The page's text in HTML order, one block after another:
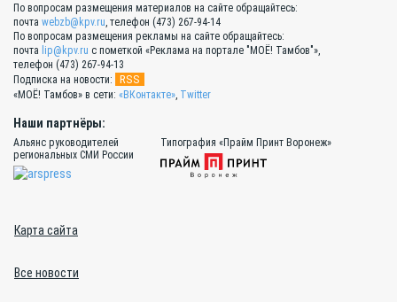
По вопросам размещения материалов на сайте обращайтесь:
почта webzb@kpv.ru, телефон (473) 267-94-14
По вопросам размещения рекламы на сайте обращайтесь:
почта lip@kpv.ru с пометкой «Реклама на портале "МОЁ! Тамбов"»,
телефон (473) 267-94-13
Подписка на новости:
RSS
«МОЁ! Тамбов» в сети: «ВКонтакте», Twitter
Наши партнёры:
Альянс руководителей
региональных СМИ России
Типография «Прайм Принт Воронеж»
Карта сайта
Все новости